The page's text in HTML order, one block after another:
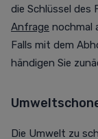
die Schlüssel des
Anfrage nochmal
Falls mit dem
händigen Sie
Die Umwelt zu